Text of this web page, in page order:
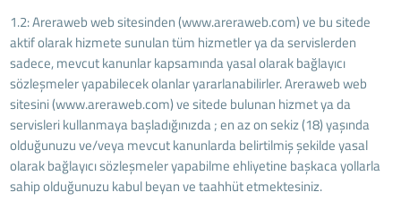
1.2: Areraweb web sitesinden (www.areraweb.com) ve bu sitede
aktif olarak hizmete sunulan tüm hizmetler ya da servislerden
sadece, mevcut kanunlar kapsamında yasal olarak bağlayıcı
sözleşmeler yapabilecek olanlar yararlanabilirler. Areraweb web
sitesini (www.areraweb.com) ve sitede bulunan hizmet ya da
servisleri kullanmaya başladığınızda ; en az on sekiz (18) yaşında
olduğunuzu ve/veya mevcut kanunlarda belirtilmiş şekilde yasal
olarak bağlayıcı sözleşmeler yapabilme ehliyetine başkaca yollarla
sahip olduğunuzu kabul beyan ve taahhüt etmektesiniz.